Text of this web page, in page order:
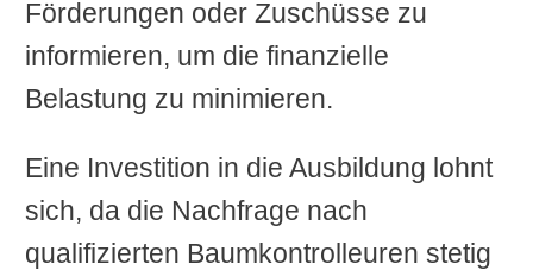
Förderungen oder Zuschüsse zu
informieren, um die finanzielle
Belastung zu minimieren.
Eine Investition in die Ausbildung lohnt
sich, da die Nachfrage nach
qualifizierten Baumkontrolleuren stetig